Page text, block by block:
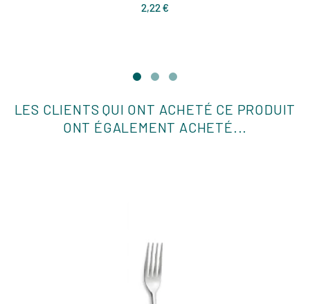
2,22 €Prix
LES CLIENTS QUI ONT ACHETÉ CE PRODUIT
ONT ÉGALEMENT ACHETÉ...